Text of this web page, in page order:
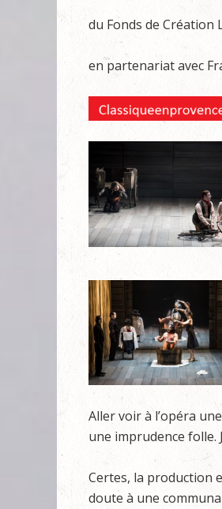
du Fonds de Création
en partenariat avec
Aller voir à l’opéra
une imprudence folle.
Certes, la production
doute à une